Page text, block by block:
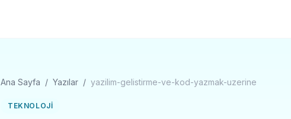
Ana Sayfa / Yazılar / yazilim-gelistirme-ve-kod-yazmak-uzerine
TEKNOLOJI